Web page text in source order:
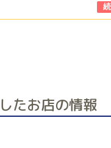
たお店の情報